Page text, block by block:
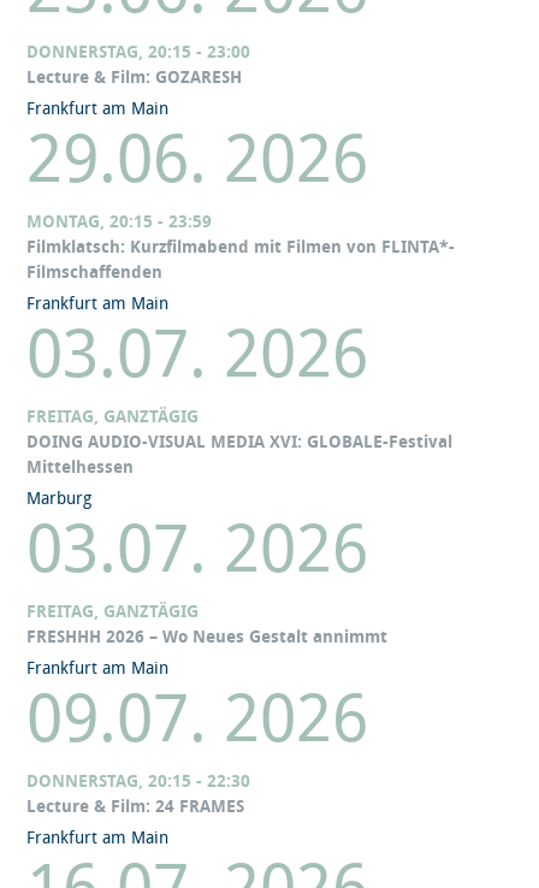
DONNERSTAG, 20:15 - 23:00
Lecture & Film: GOZARESH
Frankfurt am Main
29.06. 2026
MONTAG, 20:15 - 23:59
Filmklatsch: Kurzfilmabend mit Filmen von FLINTA*-
Filmschaffenden
Frankfurt am Main
03.07. 2026
FREITAG, GANZTÄGIG
DOING AUDIO-VISUAL MEDIA XVI: GLOBALE-Festival
Mittelhessen
Marburg
03.07. 2026
FREITAG, GANZTÄGIG
FRESHHH 2026 – Wo Neues Gestalt annimmt
Frankfurt am Main
09.07. 2026
DONNERSTAG, 20:15 - 22:30
Lecture & Film: 24 FRAMES
Frankfurt am Main